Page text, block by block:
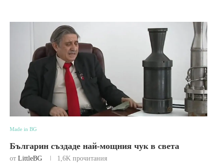
Made in BG
Българин създаде най-мощния чук в света
от LittleBG 1,6K прочитания